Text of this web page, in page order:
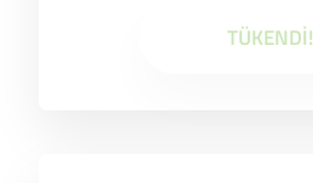
TÜKENDİ!